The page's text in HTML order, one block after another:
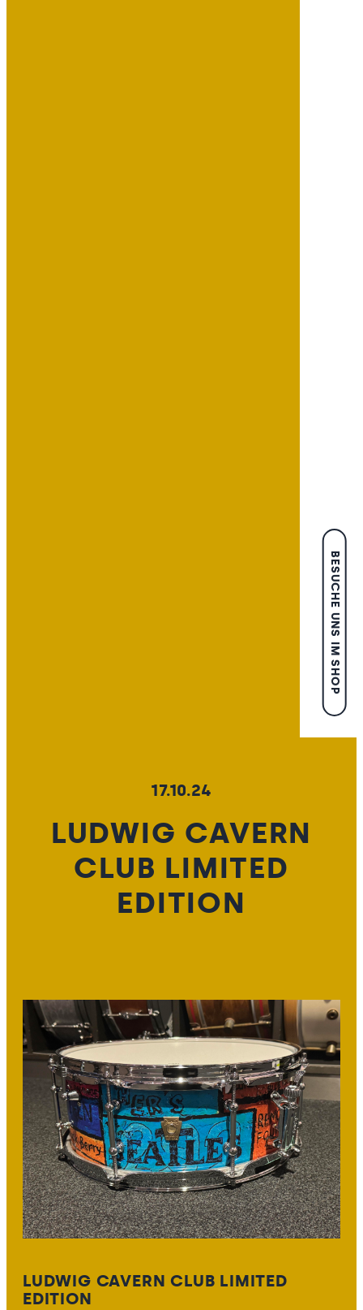
BESUCHE UNS IM SHOP
17.10.24
LUDWIG CAVERN
CLUB LIMITED
EDITION
LUDWIG CAVERN CLUB LIMITED
EDITION